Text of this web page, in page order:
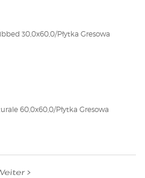
30,0x60,0/Płytka Gresowa
60,0x60,0/Płytka Gresowa